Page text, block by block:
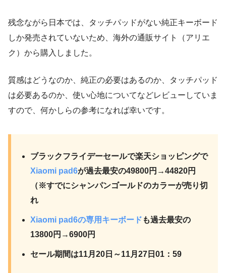
残念ながら日本では、タッチパッドがない純正キーボード
しか発売されていないため、海外の通販サイト（アリエ
ク）から購入しました。
質感はどうなのか、純正の必要はあるのか、タッチパッド
は必要あるのか、使い心地についてなどレビューしていま
すので、何かしらの参考になれば幸いです。
ブラックフライデーセールで楽天ショッピングで
Xiaomi pad6が過去最安の49800円→44820円
（※すでにシャンパンゴールドのカラーが売り切
れ
Xiaomi pad6の専用キーボード も過去最安の
13800円→6900円
セール期間は11月20日～11月27日01：59